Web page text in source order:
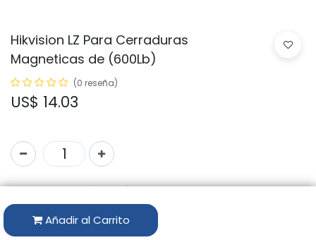
Hikvision LZ Para Cerraduras
Magneticas de (600Lb)
(0 reseña)
US$ 14.03
Añadir al Carrito
Solo 74 Uds. disponibles.
Código: DS-K4H255-LZ